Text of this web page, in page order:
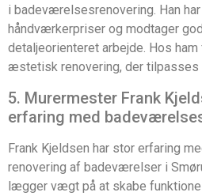
i badeværelsesrenovering. Han
håndværkerpriser og modtager
detaljeorienteret arbejde. Hos
æstetisk renovering, der tilpasses
5. Murermester Frank
erfaring med
Frank Kjeldsen har stor erfaring
renovering af badeværelser i
lægger vægt på at skabe